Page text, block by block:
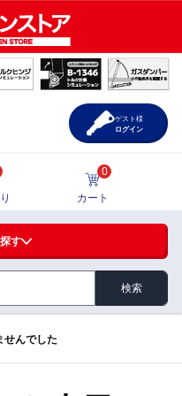
周辺機器
す
検索
0
カート
ゲスト様
ログイン
せんでした